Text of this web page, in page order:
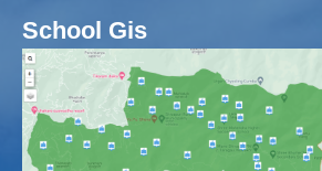
School Gis